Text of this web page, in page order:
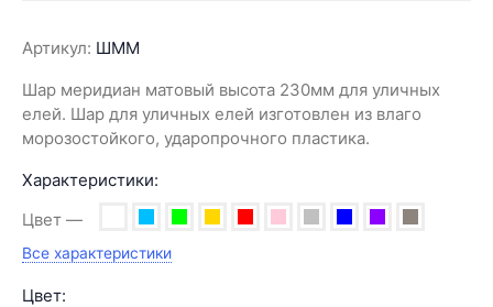
Артикул: ШММ
Шар меридиан матовый высота 230мм для уличных
елей. Шар для уличных елей изготовлен из влаго
морозостойкого, ударопрочного пластика.
Характеристики:
Цвет
Все характеристики
Цвет: